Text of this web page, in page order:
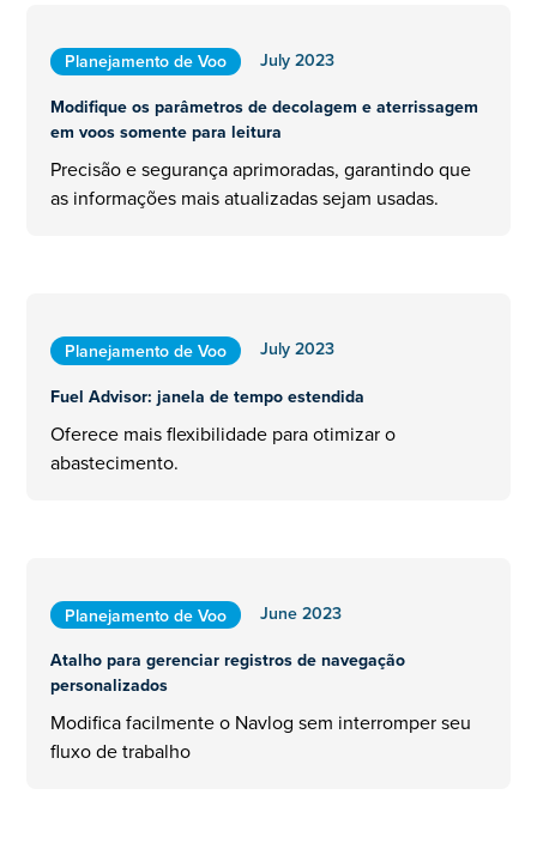
Planejamento de Voo
July 2023
Modifique os parâmetros de decolagem e aterrissagem
em voos somente para leitura
Precisão e segurança aprimoradas, garantindo que
as informações mais atualizadas sejam usadas.
Planejamento de Voo
July 2023
Fuel Advisor: janela de tempo estendida
Oferece mais flexibilidade para otimizar o
abastecimento.
Planejamento de Voo
June 2023
Atalho para gerenciar registros de navegação
personalizados
Modifica facilmente o Navlog sem interromper seu
fluxo de trabalho